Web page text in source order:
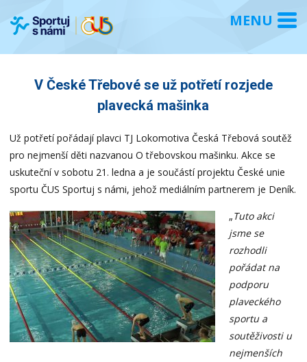
V České Třebové se už potřetí rozjede
plavecká mašinka
Už potřetí pořádají plavci TJ Lokomotiva Česká Třebová soutěž
pro nejmenší děti nazvanou O třebovskou mašinku. Akce se
uskuteční v sobotu 21. ledna a je součástí projektu České unie
sportu ČUS Sportuj s námi, jehož mediálním partnerem je Deník.
„Tuto akci
jsme se
rozhodli
pořádat na
podporu
plaveckého
sportu a
soutěživosti u
nejmenších